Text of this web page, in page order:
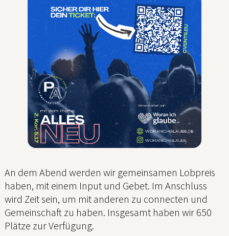
An dem Abend werden wir gemeinsamen Lobpreis
haben, mit einem Input und Gebet. Im Anschluss
wird Zeit sein, um mit anderen zu connecten und
Gemeinschaft zu haben. Insgesamt haben wir 650
Plätze zur Verfügung.